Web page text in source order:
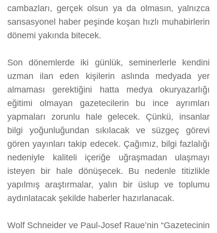
cambazları, gerçek olsun ya da olmasın, yalnızca
sansasyonel haber peşinde koşan hızlı muhabirlerin
dönemi yakında bitecek.
Son dönemlerde iki günlük, seminerlerle kendini
uzman ilan eden kişilerin aslında medyada yer
almaması gerektiğini hatta medya okuryazarlığı
eğitimi olmayan gazetecilerin bu ince ayrımları
yapmaları zorunlu hale gelecek. Çünkü, insanlar
bilgi yoğunluğundan sıkılacak ve süzgeç görevi
gören yayınları takip edecek. Çağımız, bilgi fazlalığı
nedeniyle kaliteli içeriğe uğraşmadan ulaşmayı
isteyen bir hale dönüşecek. Bu nedenle titizlikle
yapılmış araştırmalar, yalın bir üslup ve toplumu
aydınlatacak şekilde haberler hazırlanacak.
Wolf Schneider ve Paul-Josef Raue’nin “Gazetecinin